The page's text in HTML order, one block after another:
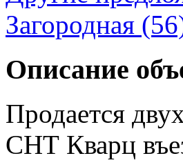
Загородная
Описание
Продается
СНТ Кварц